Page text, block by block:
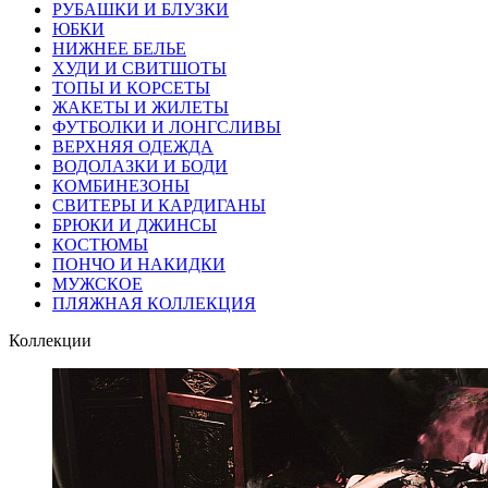
РУБАШКИ И БЛУЗКИ
ЮБКИ
НИЖНЕЕ БЕЛЬЕ
ХУДИ И СВИТШОТЫ
ТОПЫ И КОРСЕТЫ
ЖАКЕТЫ И ЖИЛЕТЫ
ФУТБОЛКИ И ЛОНГСЛИВЫ
ВЕРХНЯЯ ОДЕЖДА
ВОДОЛАЗКИ И БОДИ
КОМБИНЕЗОНЫ
СВИТЕРЫ И КАРДИГАНЫ
БРЮКИ И ДЖИНСЫ
КОСТЮМЫ
ПОНЧО И НАКИДКИ
МУЖСКОЕ
ПЛЯЖНАЯ КОЛЛЕКЦИЯ
Коллекции